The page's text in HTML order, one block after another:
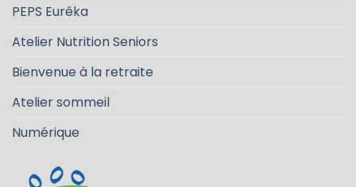
PEPS Eurêka
Atelier Nutrition Seniors
Bienvenue à la retraite
Atelier sommeil
Numérique